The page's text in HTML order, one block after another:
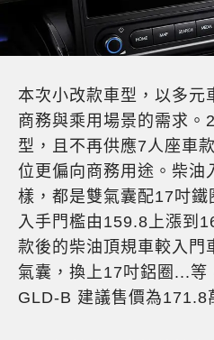
本次小改款車型，以多元
商務與乘用場景的需求。
型，且不再供應7人座車
位更偏向商務用途。柴油
樣，都是雙氣囊配17吋
入手門檻由159.8上漲到
款後的柴油頂規車較入門
氣囊，換上17吋鋁圈...等
GLD-B 建議售價為171.8